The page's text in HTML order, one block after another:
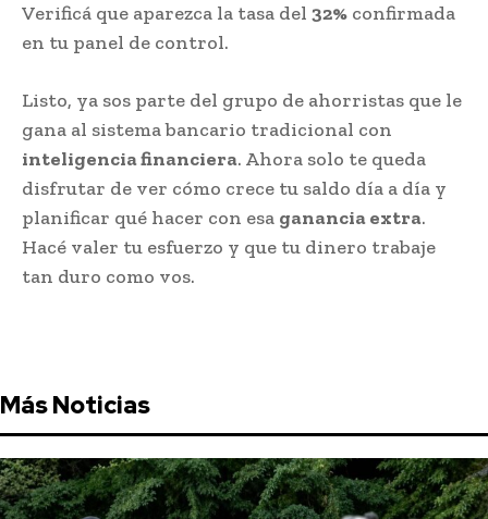
Verificá que aparezca la tasa del 32% confirmada
en tu panel de control.
Listo, ya sos parte del grupo de ahorristas que le
gana al sistema bancario tradicional con
inteligencia financiera. Ahora solo te queda
disfrutar de ver cómo crece tu saldo día a día y
planificar qué hacer con esa ganancia extra.
Hacé valer tu esfuerzo y que tu dinero trabaje
tan duro como vos.
Más Noticias